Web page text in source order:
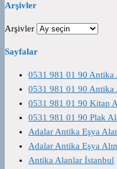
Arşivler
Arşivler
Sayfalar
0531 981 01 90 Antika
0531 981 01 90 Antika
0531 981 01 90 Kitap
0531 981 01 90 Plak
Adalar Antika Eşya
Adalar Antika Eşya
Antika Alanlar İstanbul